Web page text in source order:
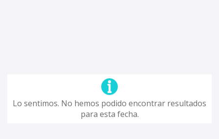
Lo sentimos. No hemos podido encontrar resultados
para esta fecha.